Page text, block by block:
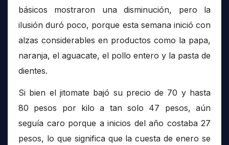
básicos mostraron una disminución, pero la
ilusión duró poco, porque esta semana inició con
alzas considerables en productos como la papa,
naranja, el aguacate, el pollo entero y la pasta de
dientes.
Si bien el jitomate bajó su precio de 70 y hasta
80 pesos por kilo a tan solo 47 pesos, aún
seguía caro porque a inicios del año costaba 27
pesos, lo que significa que la cuesta de enero se